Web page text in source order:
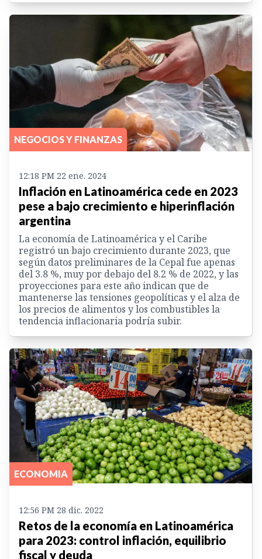
NEGOCIOS Y FINANZAS
12:18 PM 22 ene. 2024
Inflación en Latinoamérica cede en 2023
pese a bajo crecimiento e hiperinflación
argentina
La economía de Latinoamérica y el Caribe
registró un bajo crecimiento durante 2023, que
según datos preliminares de la Cepal fue apenas
del 3.8 %, muy por debajo del 8.2 % de 2022, y las
proyecciones para este año indican que de
mantenerse las tensiones geopolíticas y el alza de
los precios de alimentos y los combustibles la
tendencia inflacionaria podría subir.
ECONOMIA
12:56 PM 28 dic. 2022
Retos de la economía en Latinoamérica
para 2023: control inflación, equilibrio
fiscal y deuda